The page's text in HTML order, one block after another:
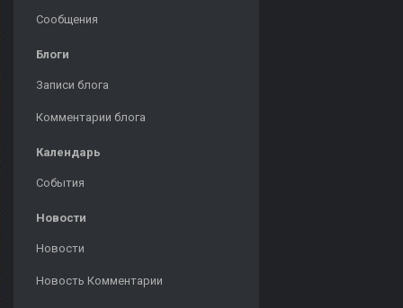
Сообщения
Блоги
Записи блога
Комментарии блога
Календарь
События
Новости
Новости
Новость Комментарии